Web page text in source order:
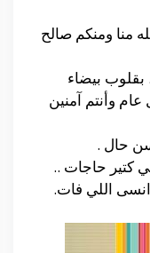
منا ومنكم صالح
بقلوب بيضاء
وأنتم آمنين
حال .
كتير حاجات ..
اللي فات.